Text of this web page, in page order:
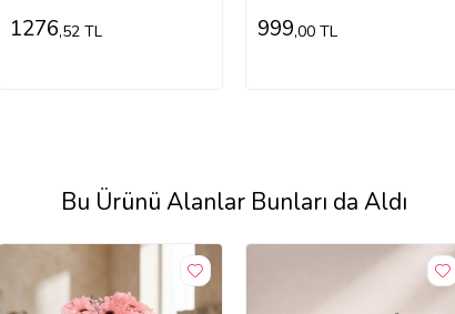
1276,52 TL 999,00 TL
Bu Ürünü Alanlar Bunları da Aldı